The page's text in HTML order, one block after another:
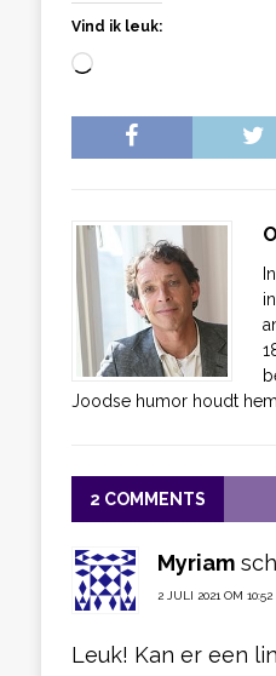
Vind ik leuk:
Joodse humor houdt
2 COMMENTS
Myriam
2 JULI 2021 OM 10:52
Leuk! Kan er een